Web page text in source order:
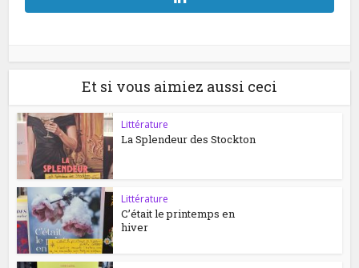
Et si vous aimiez aussi ceci
Littérature
La Splendeur des Stockton
Littérature
C’était le printemps en
hiver